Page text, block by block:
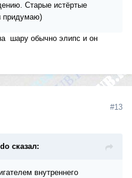
Старые истёртые
придумаю)
шару обычно элипс и он
#13
сказал:
внутреннего